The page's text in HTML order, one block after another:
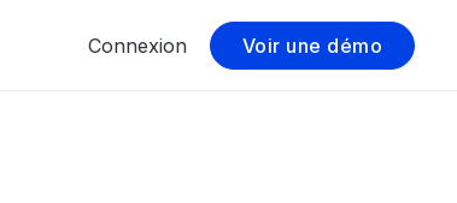
Connexion Voir une démo